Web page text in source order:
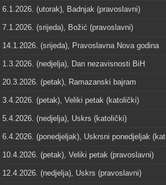
6.1.2026. (utorak), Badnjak (pravoslavni)
7.1.2026. (srijeda), Božić (pravoslavni)
14.1.2026. (srijeda), Pravoslavna Nova godina
1.3.2026. (nedjelja), Dan nezavisnosti BiH
20.3.2026. (petak), Ramazanski bajram
3.4.2026. (petak), Veliki petak (katolički)
5.4.2026. (nedjelja), Uskrs (katolički)
6.4.2026. (ponedjeljak), Uskrsni ponedjeljak
10.4.2026. (petak), Veliki petak (pravoslavni)
12.4.2026. (nedjelja), Uskrs (pravoslavni)